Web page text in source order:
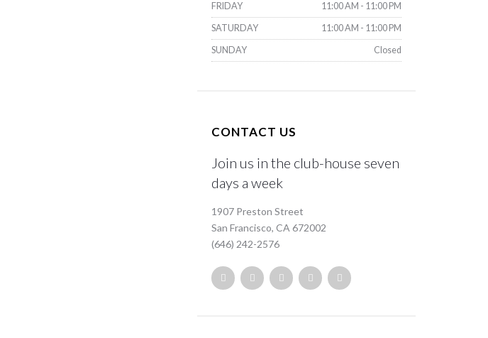
FRIDAY 11:00 AM - 11:00 PM
SATURDAY 11:00 AM - 11:00 PM
SUNDAY Closed
CONTACT US
Join us in the club-house seven
days a week
1907 Preston Street
San Francisco, CA 672002
(646) 242-2576